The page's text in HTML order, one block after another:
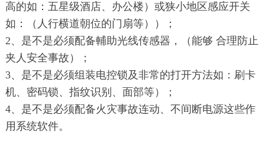
高的如：五星级酒店、办公楼）或狭小地区感应开关
如：（人行横道朝位的门扇等））；
2、是不是必须配备輔助光线传感器，（能够 合理防止
夹人安全事故）；
3、是不是必须组装电控锁及非常的打开方法如：刷卡
机、密码锁、指纹识别、面部等）；
4、是不是必须配备火灾事故连动、不间断电源这些作
用系统软件。